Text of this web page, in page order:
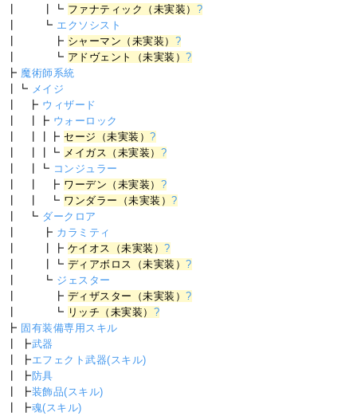
┃ ┃┗ ファナティック（未実装） ?
┃ ┗ エクソシスト
┃ ┣ シャーマン（未実装） ?
┃ ┗ アドヴェント（未実装）?
┣ 魔術師系統
┃┗ メイジ
┃ ┣ ウィザード
┃ ┃┣ ウォーロック
┃ ┃┃┣ セージ（未実装）?
┃ ┃┃┗ メイガス（未実装） ?
┃ ┃┗ コンジュラー
┃ ┃ ┣ ワーデン（未実装） ?
┃ ┃ ┗ ワンダラー（未実装）?
┃ ┗ ダークロア
┃ ┣ カラミティ
┃ ┃┣ ケイオス（未実装）?
┃ ┃┗ ディアボロス（未実装）?
┃ ┗ ジェスター
┃ ┣ ディザスター（未実装）?
┃ ┗ リッチ（未実装） ?
┣ 固有装備専用スキル
┃ ┣武器
┃ ┣エフェクト武器(スキル)
┃ ┣防具
┃ ┣装飾品(スキル)
┃ ┣魂(スキル)